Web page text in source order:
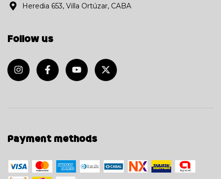
Heredia 653, Villa Ortúzar, CABA
Follow us
Payment methods